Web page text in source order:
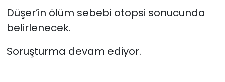
çıkma iradesinin en
Düşer’in ölüm sebebi otopsi sonucunda
belirlenecek.
Soruşturma devam ediyor.
Video Galeri
YAŞAM